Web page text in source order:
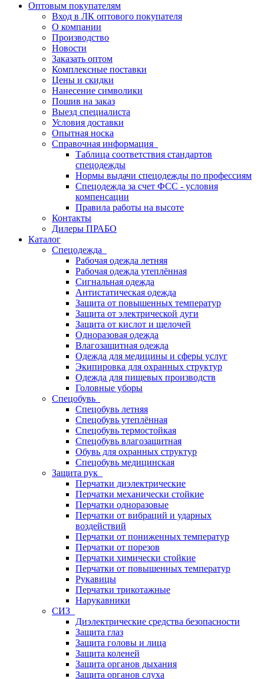
Оптовым покупателям
Вход в ЛК оптового покупателя
О компании
Производство
Новости
Заказать оптом
Комплексные поставки
Цены и скидки
Нанесение символики
Пошив на заказ
Выезд специалиста
Условия доставки
Опытная носка
Справочная информация
Таблица соответствия стандартов
спецодежды
Нормы выдачи спецодежды по профессиям
Спецодежда за счет ФСС - условия
компенсации
Правила работы на высоте
Контакты
Дилеры ПРАБО
Каталог
Спецодежда
Рабочая одежда летняя
Рабочая одежда утеплённая
Сигнальная одежда
Антистатическая одежда
Защита от повышенных температур
Защита от электрической дуги
Защита от кислот и щелочей
Одноразовая одежда
Влагозащитная одежда
Одежда для медицины и сферы услуг
Экипировка для охранных структур
Одежда для пищевых производств
Головные уборы
Спецобувь
Спецобувь летняя
Спецобувь утеплённая
Спецобувь термостойкая
Спецобувь влагозащитная
Обувь для охранных структур
Спецобувь медицинская
Защита рук
Перчатки диэлектрические
Перчатки механически стойкие
Перчатки одноразовые
Перчатки от вибраций и ударных
воздействий
Перчатки от пониженных температур
Перчатки от порезов
Перчатки химически стойкие
Перчатки от повышенных температур
Рукавицы
Перчатки трикотажные
Нарукавники
СИЗ
Диэлектрические средства безопасности
Защита глаз
Защита головы и лица
Защита коленей
Защита органов дыхания
Защита органов слуха